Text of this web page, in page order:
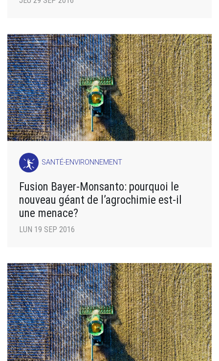
SANTÉ-ENVIRONNEMENT
Fusion Bayer-Monsanto: pourquoi le
nouveau géant de l’agrochimie est-il
une menace?
LUN 19 SEP 2016